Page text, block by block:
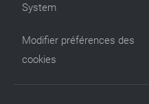
System
Modifier préférences des
cookies